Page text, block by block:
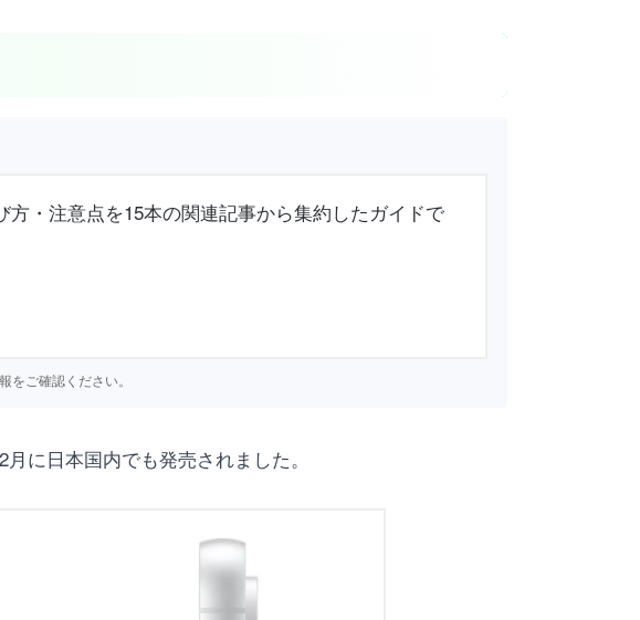
方・注意点を15本の関連記事から集約したガイドで
ご確認ください。
に日本国内でも発売されました。